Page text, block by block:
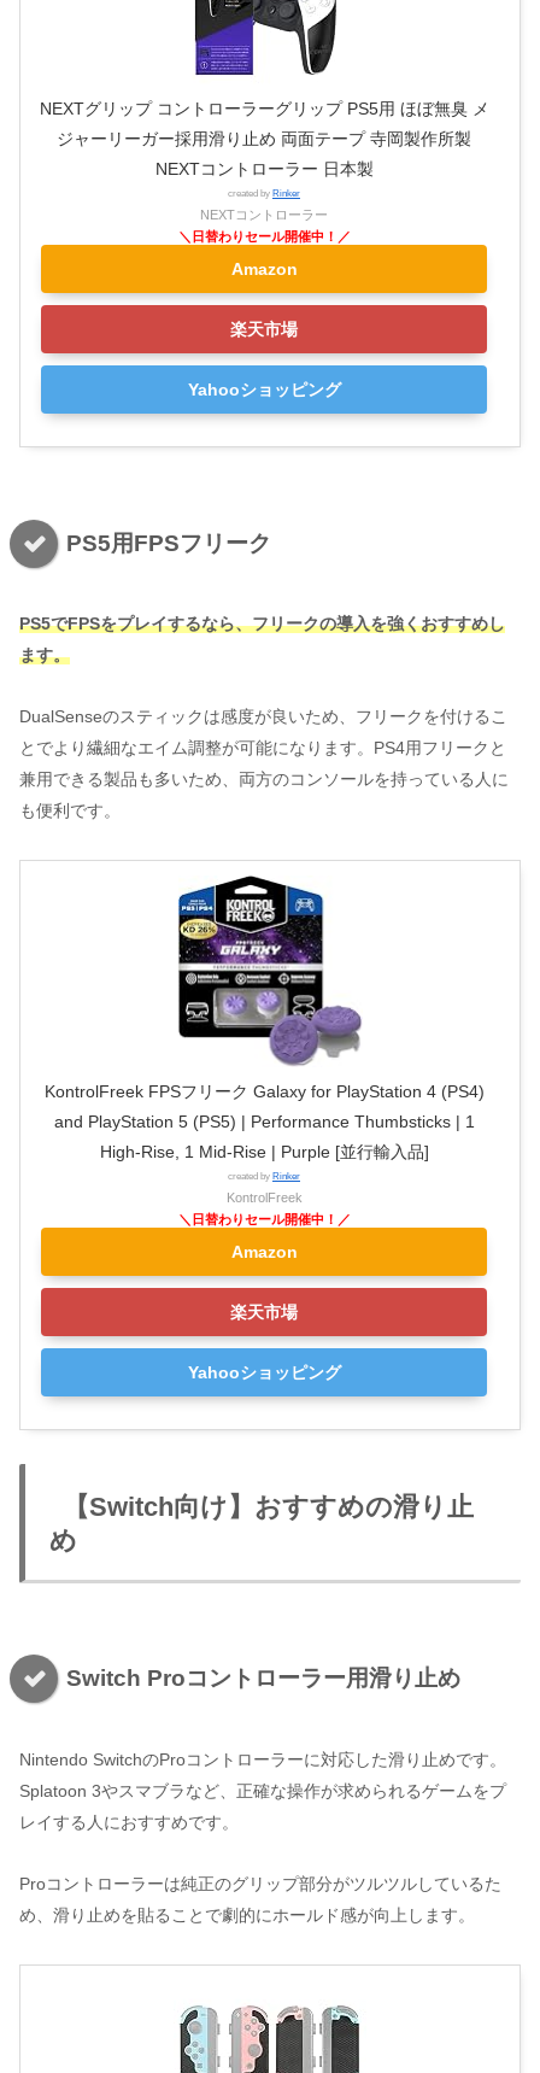
NEXTグリップ コントローラーグリップ PS5用 ほぼ無臭 メ
ジャーリーガー採用滑り止め 両面テープ 寺岡製作所製
NEXTコントローラー 日本製
created by Rinker
NEXTコントローラー
Amazon
楽天市場
Yahooショッピング
PS5用FPSフリーク
PS5でFPSをプレイするなら、フリークの導入を強くおすすめし
ます。
DualSenseのスティックは感度が良いため、フリークを付けるこ
とでより繊細なエイム調整が可能になります。PS4用フリークと
兼用できる製品も多いため、両方のコンソールを持っている人に
も便利です。
KontrolFreek FPSフリーク Galaxy for PlayStation 4 (PS4)
and PlayStation 5 (PS5) | Performance Thumbsticks | 1
High-Rise, 1 Mid-Rise | Purple [並行輸入品]
created by Rinker
KontrolFreek
Amazon
楽天市場
Yahooショッピング
【Switch向け】おすすめの滑り止
め
Switch Proコントローラー用滑り止め
Nintendo SwitchのProコントローラーに対応した滑り止めです。
Splatoon 3やスマブラなど、正確な操作が求められるゲームをプ
レイする人におすすめです。
Proコントローラーは純正のグリップ部分がツルツルしているた
め、滑り止めを貼ることで劇的にホールド感が向上します。